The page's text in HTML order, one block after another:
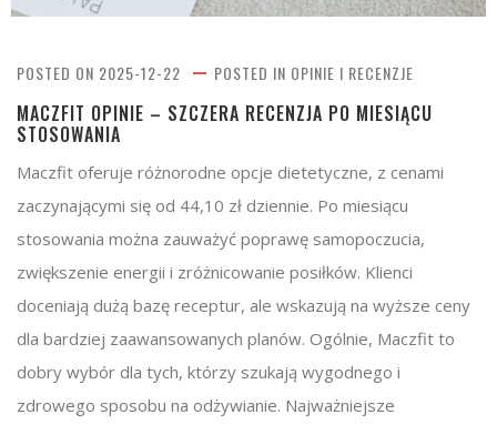
POSTED ON 2025-12-22 POSTED IN OPINIE I RECENZJE
MACZFIT OPINIE – SZCZERA RECENZJA PO MIESIĄCU
STOSOWANIA
Maczfit oferuje różnorodne opcje dietetyczne, z cenami
zaczynającymi się od 44,10 zł dziennie. Po miesiącu
stosowania można zauważyć poprawę samopoczucia,
zwiększenie energii i zróżnicowanie posiłków. Klienci
doceniają dużą bazę receptur, ale wskazują na wyższe ceny
dla bardziej zaawansowanych planów. Ogólnie, Maczfit to
dobry wybór dla tych, którzy szukają wygodnego i
zdrowego sposobu na odżywianie. Najważniejsze